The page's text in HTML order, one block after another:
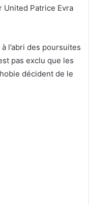
United Patrice Evra
l’abri des poursuites
pas exclu que les
décident de le